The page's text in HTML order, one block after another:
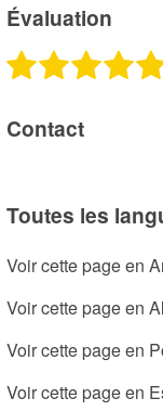
Évaluation
Contact
Toutes les
Voir cette page en
Voir cette page en
Voir cette page en
Voir cette page en